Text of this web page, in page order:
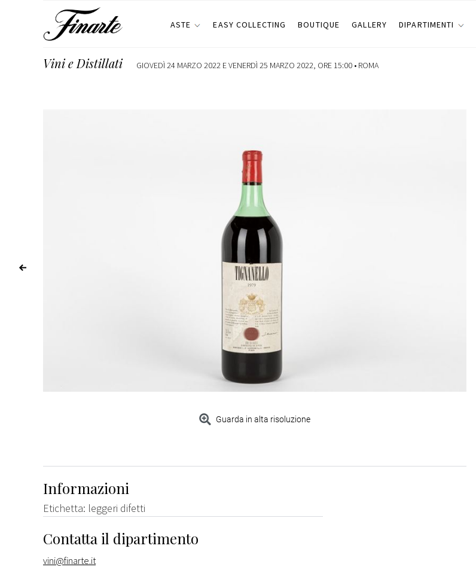
ASTE EASY COLLECTING BOUTIQUE GALLERY DIPARTIMENTI
Vini e Distillati GIOVEDÌ 24 MARZO 2022 E VENERDÌ 25 MARZO 2022, ORE 15:00 • ROMA
Guarda in alta risoluzione
Informazioni
Etichetta: leggeri difetti
Contatta il dipartimento
vini@finarte.it